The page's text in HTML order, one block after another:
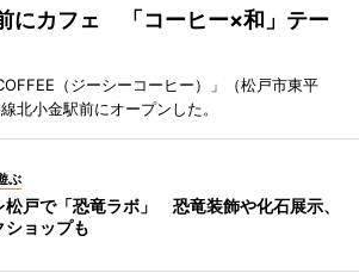
にカフェ 「コーヒー×和」テー
（ジーシーコーヒー）」（松戸市東平
北小金駅前にオープンした。
ぶ
松戸で「恐竜ラボ」 恐竜装飾や化石展示、
ショップも